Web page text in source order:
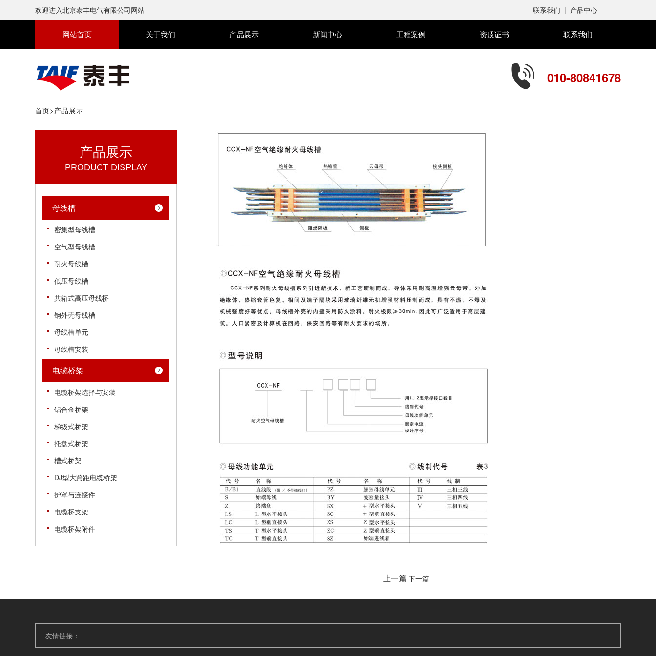
欢迎进入北京泰丰电气有限公司网站 联系我们 | 产品中心
网站首页 关于我们 产品展示 新闻中心 工程案例 资质证书 联系我们
010-80841678
首页>产品展示
产品展示
PRODUCT DISPLAY
母线槽
密集型母线槽
空气型母线槽
耐火母线槽
低压母线槽
共箱式高压母线桥
钢外壳母线槽
母线槽单元
母线槽安装
电缆桥架
电缆桥架选择与安装
铝合金桥架
梯级式桥架
托盘式桥架
槽式桥架
DJ型大跨距电缆桥架
护罩与连接件
电缆桥支架
电缆桥架附件
上一篇 下一篇
友情链接：